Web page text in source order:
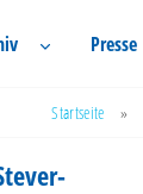
Presse
Startseite »